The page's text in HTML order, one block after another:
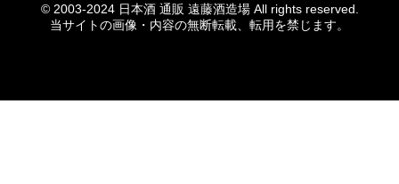
© 2003-2024 日本酒 通販 遠藤酒造場 All rights reserved.
当サイトの画像・内容の無断転載、転用を禁じます。